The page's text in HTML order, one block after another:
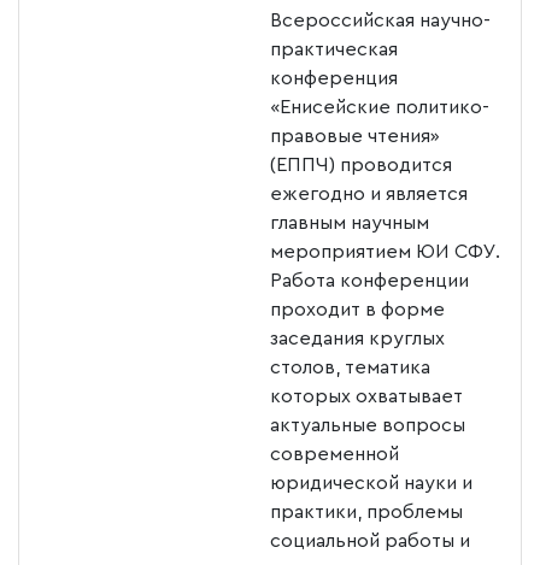
Всероссийская научно-
практическая
конференция
«Енисейские политико-
правовые чтения»
(ЕППЧ) проводится
ежегодно и является
главным научным
мероприятием ЮИ СФУ.
Работа конференции
проходит в форме
заседания круглых
столов, тематика
которых охватывает
актуальные вопросы
современной
юридической науки и
практики, проблемы
социальной работы и